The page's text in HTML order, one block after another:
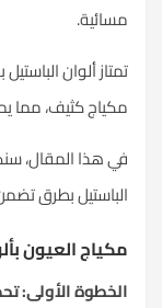
مسائية.
تمتاز ألوان
مكياج كثيف، مما
في هذا المقال،
الباستيل بطرق
مكياج العيون
الخطوة الأولى: